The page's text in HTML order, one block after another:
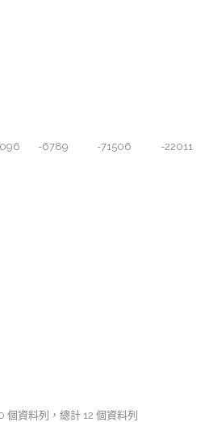
-6789 -71506 -22011
個資料列，總計 12 個資料列